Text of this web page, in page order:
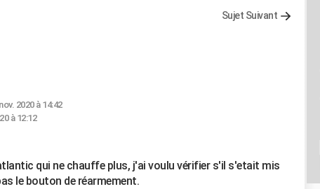
Sujet Suivant
2020 à 14:42
à 12:12
qui ne chauffe plus, j'ai voulu vérifier s'il s'etait mis
le bouton de réarmement.